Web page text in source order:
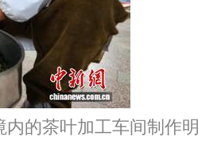
的茶叶加工车间制作明